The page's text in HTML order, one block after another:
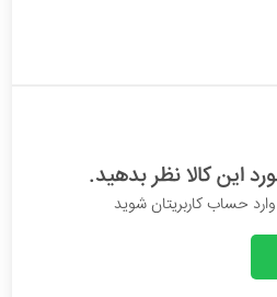
این کالا نظر بدهید.
حساب کاربریتان شوید